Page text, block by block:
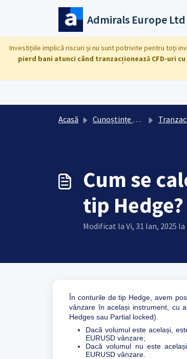
Sari la conținutul principal
Admirals Europe Ltd
Investițiile implică riscuri și nu sunt potrivite pentru toți
pierd bani atunci când tranzacționează CFD-uri
Acasă Cunoștințe de bază Tranzactionare: conditii,
Cum se
tip Hedge?
Modificat la Vi, 31 Ian, 2025 la
În conturile de tip Hedge, avem
vânzare în același instrument, cu
Hedges sau Partial locked).
Dacă volumul este același,
EURUSD vânzare;
Dacă volumul nu este
EURUSD vânzare.